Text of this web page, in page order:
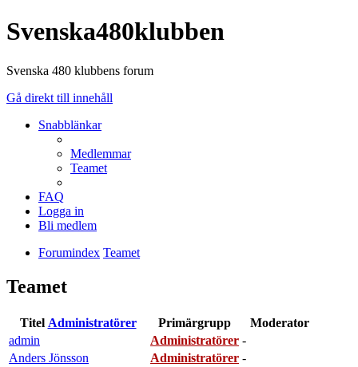
Svenska480klubben
Svenska 480 klubbens forum
Gå direkt till innehåll
Snabblänkar
Medlemmar
Teamet
FAQ
Logga in
Bli medlem
Forumindex Teamet
Teamet
Titel Administratörer Primärgrupp
Moderator
admin
Administratörer -
Anders Jönsson
Administratörer -